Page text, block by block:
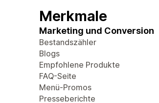
Merkmale
Marketing und Conversion
Bestandszähler
Blogs
Empfohlene Produkte
FAQ-Seite
Menü-Promos
Presseberichte